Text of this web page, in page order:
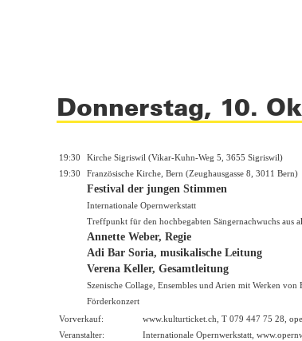
Donnerstag, 10.
19:30
Kirche Sigriswil (Vikar-Kuhn-Weg 5, 3655 Sigriswil)
19:30
Französische Kirche, Bern (Zeughausgasse 8, 3011 Bern)
Festival der jungen Stimmen
Internationale Opernwerkstatt
Treffpunkt für den hochbegabten Sängernachwuchs aus
Annette Weber, Regie
Adi Bar Soria, musikalische Leitung
Verena Keller, Gesamtleitung
Szenische Collage, Ensembles und Arien mit Werken
Förderkonzert
Vorverkauf:
www.kulturticket.ch , T 079 447 75 28,
Veranstalter:
Internationale Opernwerkstatt,